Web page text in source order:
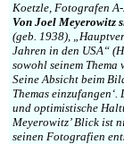
Koetzle, Fotografen
Von Joel Meyerowitz
(geb. 1938),
Jahren in den USA“
sowohl seinem Thema
Seine Absicht beim
Themas
und optimistische
Meyerowitz’ Blick ist
seinen Fotografien